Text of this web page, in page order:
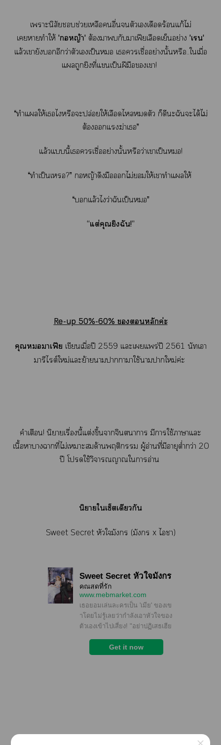
เาะนิสัยช่วยเหลืออื่นตัวเเดือดร้อนแก้ไม่
เาทำให้ 'หญ้า' ต้องากับาเฟียเลือดเย็นอย่าง 'เ'
แล้วเายังอีกว่าตัวเเป็น เเชื่ออย่างนั้นหรือ..ใเมื่อ
แถูกยิงที่แเป็นฝีมือเา!
“ทำแให้เไหรือะปล่อยให้เลือดไตัว ก็ดีะฉันะได้ไม่
ต้องแฆ่าเ”
แล้วแนี้เเชื่ออย่างนั้นหรือว่าเาเป็น!
“ทำเป็นเ?” หญ้าดึงมือไม่ให้เาทำแให้
“แล้วไว่าฉันเป็น”
“แต่คุณยิงฉัน!”
Re-up 50%-60% หลักค่ะ
คุณาเฟีย เขียนเมื่อปี 2559 แะเแพร่ปี 2561 นัทเา
มารีไต์ใหม่แะย้ายาาาาใช้าาใหม่ค่ะ
คำเตือน! นิยายเรื่องนี้แต่งขึ้นาจินตนาการ มีาใช้าาแะ
เนื้อาางาที่ไม่เาะด้านพฤติกรรม ผู้อ่านที่มีอายุต่ำกว่า 20
ปี โใช้วิจารณญาณใาอ่าน
นิยายใเซ็ตเดียวกัน
Sweet Secret หัวใมังกร (มังกร x ไา)